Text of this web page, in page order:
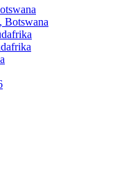
Botswana